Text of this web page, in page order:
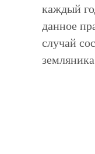
каждый
данное
случай